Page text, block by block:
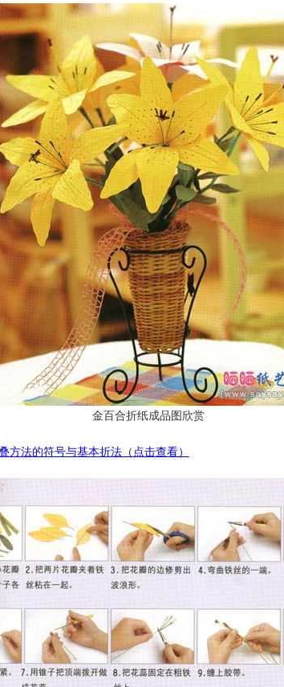
金百合折纸成品图欣赏
方法的符号与基本折法（点击查看）